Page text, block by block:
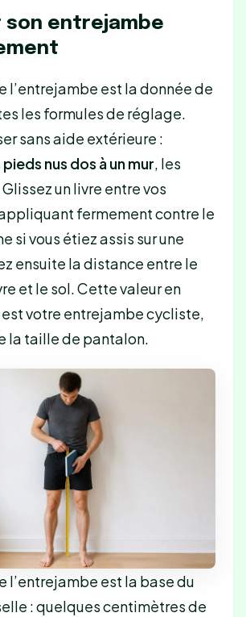
son entrejambe
l’entrejambe est la donnée de
les formules de réglage.
sans aide extérieure :
pieds nus dos à un mur, les
un livre entre vos
fermement contre le
si vous étiez assis sur une
ensuite la distance entre le
et le sol. Cette valeur en
votre entrejambe cycliste,
la taille de pantalon.
l’entrejambe est la base du
: quelques centimètres de